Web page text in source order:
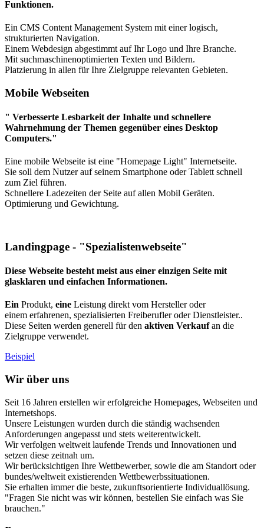
Funktionen.
Ein CMS Content Management System mit einer logisch,
strukturierten Navigation.
Einem Webdesign abgestimmt auf Ihr Logo und Ihre Branche.
Mit suchmaschinenoptimierten Texten und Bildern.
Platzierung in allen für Ihre Zielgruppe relevanten Gebieten.
Mobile Webseiten
" Verbesserte Lesbarkeit der Inhalte und schnellere
Wahrnehmung der Themen gegenüber eines Desktop
Computers."
Eine mobile Webseite ist eine "Homepage Light" Internetseite.
Sie soll dem Nutzer auf seinem Smartphone oder Tablett schnell
zum Ziel führen.
Schnellere Ladezeiten der Seite auf allen Mobil Geräten.
Optimierung und Gewichtung.
Landingpage - "Spezialistenwebseite"
Diese Webseite besteht meist aus einer einzigen Seite mit
glasklaren und einfachen Informationen.
Ein Produkt, eine Leistung direkt vom Hersteller oder
einem erfahrenen, spezialisierten Freiberufler oder Dienstleister..
Diese Seiten werden generell für den aktiven Verkaufan die
Zielgruppe verwendet.
Beispiel
Wir über uns
Seit 16 Jahren erstellen wir erfolgreiche Homepages, Webseiten und
Internetshops.
Unsere Leistungen wurden durch die ständig wachsenden
Anforderungen angepasst und stets weiterentwickelt.
Wir verfolgen weltweit laufende Trends und Innovationen und
setzen diese zeitnah um.
Wir berücksichtigen Ihre Wettbewerber, sowie die am Standort oder
bundes/weltweit existierenden Wettbewerbssituationen.
Sie erhalten immer die beste, zukunftsorientierte Individuallösung.
"Fragen Sie nicht was wir können, bestellen Sie einfach was Sie
brauchen."